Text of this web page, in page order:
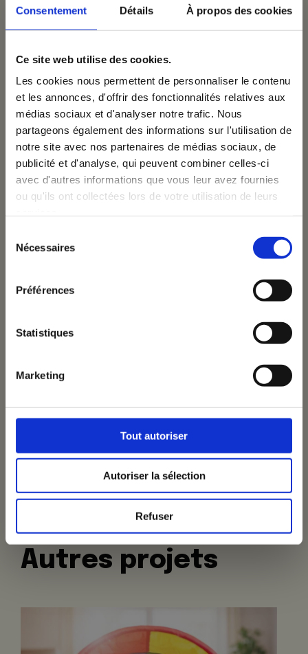
Consentement Détails À propos des cookies
Ce site web utilise des cookies.
Les cookies nous permettent de personnaliser le contenu
et les annonces, d'offrir des fonctionnalités relatives aux
médias sociaux et d'analyser notre trafic. Nous
partageons également des informations sur l'utilisation de
notre site avec nos partenaires de médias sociaux, de
publicité et d'analyse, qui peuvent combiner celles-ci
avec d'autres informations que vous leur avez fournies
ou qu'ils ont collectées lors de votre utilisation de leurs
Nécessaires
Préférences
Statistiques
Marketing
Tout autoriser
Autoriser la sélection
Refuser
Autres projets
Inscrivez-vous à notre
newsletter
Email
Je donne à VOUS Agency la permission de